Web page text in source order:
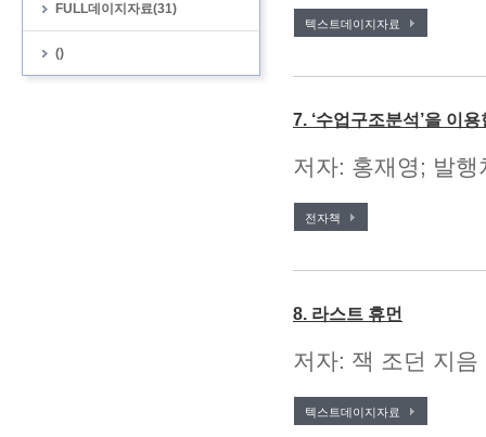
FULL데이지자료(31)
()
텍스트데이지자료
7. ‘수업구조분석’을 이
저자: 홍재영; 발
전자책
8. 라스트 휴먼
저자: 잭 조던 지
텍스트데이지자료